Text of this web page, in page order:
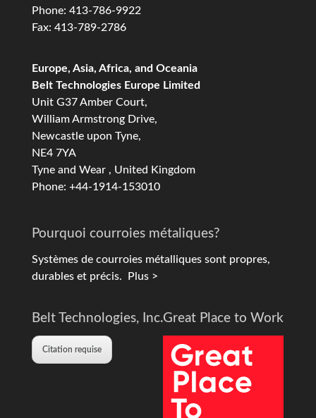
Phone: 413-786-9922
Fax: 413-789-2786
Europe, Asia, Africa, and Oceania
Belt Technologies Europe Limited
Unit G37 Amber Court,
William Armstrong Drive,
Newcastle upon Tyne,
NE4 7YA
Tyne and Wear , United Kingdom
Phone: +44-1914-153010
Pourquoi courroies métaliques?
Systèmes de courroies métalliques sont propres,
durables et précis. Plus >
Belt Technologies, Inc.
Citation requise
Great Place to Work